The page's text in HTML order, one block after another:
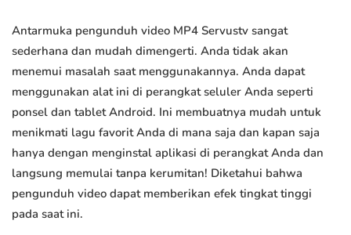
Antarmuka pengunduh video MP4 Servustv sangat
sederhana dan mudah dimengerti. Anda tidak akan
menemui masalah saat menggunakannya. Anda dapat
menggunakan alat ini di perangkat seluler Anda seperti
ponsel dan tablet Android. Ini membuatnya mudah untuk
menikmati lagu favorit Anda di mana saja dan kapan saja
hanya dengan menginstal aplikasi di perangkat Anda dan
langsung memulai tanpa kerumitan! Diketahui bahwa
pengunduh video dapat memberikan efek tingkat tinggi
pada saat ini.